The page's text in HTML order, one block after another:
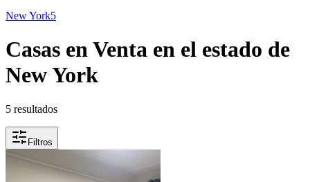
New York5
Casas en Venta en el estado de
New York
5 resultados
Filtros